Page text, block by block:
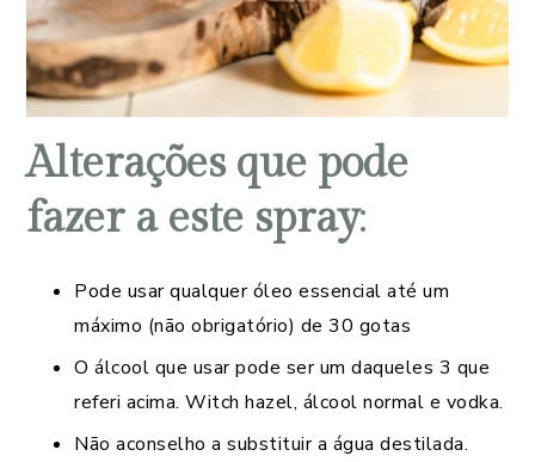
Alterações que pode
fazer a este spray:
Pode usar qualquer óleo essencial até um
máximo (não obrigatório) de 30 gotas
O álcool que usar pode ser um daqueles 3 que
referi acima. Witch hazel, álcool normal e vodka.
Não aconselho a substituir a água destilada.